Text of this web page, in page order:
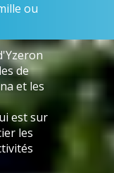
ou
de
et les
est sur
les